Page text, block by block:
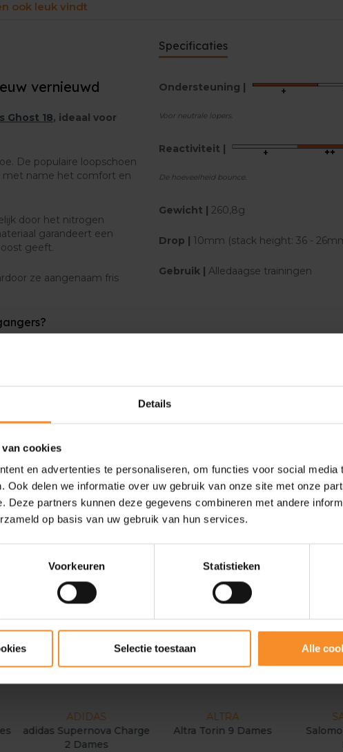
Details
cookies
en advertenties te personaliseren, om functies voor social media
Ook delen we informatie over uw gebruik van onze site met onze
Deze partners kunnen deze gegevens combineren met andere
op basis van uw gebruik van hun services.
Voorkeuren Statistieken
Selectie toestaan Alle
ook leuk vindt
vernieuwd
Ghost 18, ideaal voor
De populaire loopschoen
met name het comfort en
door het nitrogen
garandeert een
geeft.
ze aangenaam fris
met name in het
plat gebreid voor extra
en het Air Mesh-
Specificaties
Ondersteuning |
Voor neutrale lopers.
Reactiviteit |
De hoeveelheid bounce.
Gewicht | 260,8g
Drop | 10mm (stack height: 36 -
Gebruik | Alledaagse trainingen
ADIDAS
adidas Supernova Charge
2 Dames
ALTRA
Altra Torin 9 Dames